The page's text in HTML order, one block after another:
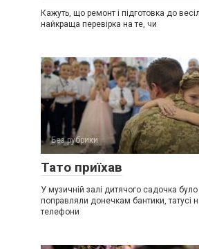
Кажуть, що ремонт і підготовка до
найкраща перевірка на те, чи
Без рубрики
Тато приїхав
У музичній залі дитячого садочка
поправляли донечкам бантики, татусі
телефони